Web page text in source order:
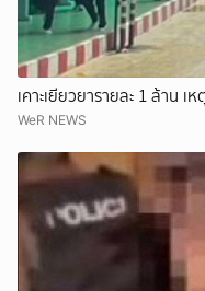
เคาะเยียวยารายละ 1 ล้าน เ
WeR NEWS